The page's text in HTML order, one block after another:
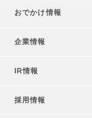
おでかけ情報
企業情報
IR情報
採用情報